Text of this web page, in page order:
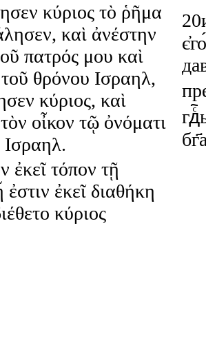
κύριος τὸ ῥῆμα
, καὶ ἀνέστην
πατρός μου καὶ
τοῦ θρόνου Ισραηλ,
κύριος, καὶ
τὸν οἶκον τῷ ὀνόματι
Ισραηλ.
20
ἐκεῖ τόπον τῇ
ἐστιν ἐκεῖ διαθήκη
κύριος